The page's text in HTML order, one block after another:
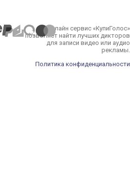
Онлайн сервис «КупиГолос»
позволяет найти лучших дикторов
для записи видео или аудио
рекламы.
Политика конфиденциальности